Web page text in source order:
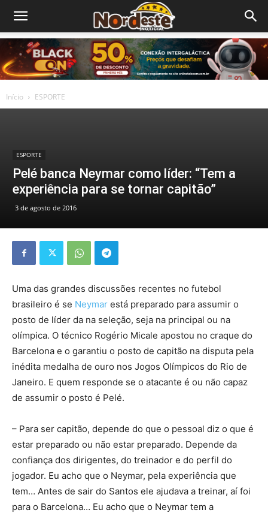
Início ESPORTE
ESPORTE
Pelé banca Neymar como líder: “Tem a
experiência para se tornar capitão”
3 de agosto de 2016
Uma das grandes discussões recentes no futebol
brasileiro é se Neymar está preparado para assumir o
posto de líder da na seleção, seja na principal ou na
olímpica. O técnico Rogério Micale apostou no craque do
Barcelona e o garantiu o posto de capitão na disputa pela
inédita medalha de ouro nos Jogos Olímpicos do Rio de
Janeiro. E quem responde se o atacante é ou não capaz
de assumir o posto é Pelé.
– Para ser capitão, depende do que o pessoal diz o que é
estar preparado ou não estar preparado. Depende da
confiança dos dirigentes, do treinador e do perfil do
jogador. Eu acho que o Neymar, pela experiência que
tem… Antes de sair do Santos ele ajudava a treinar, aí foi
para o Barcelona… Eu acho que o Neymar tem a